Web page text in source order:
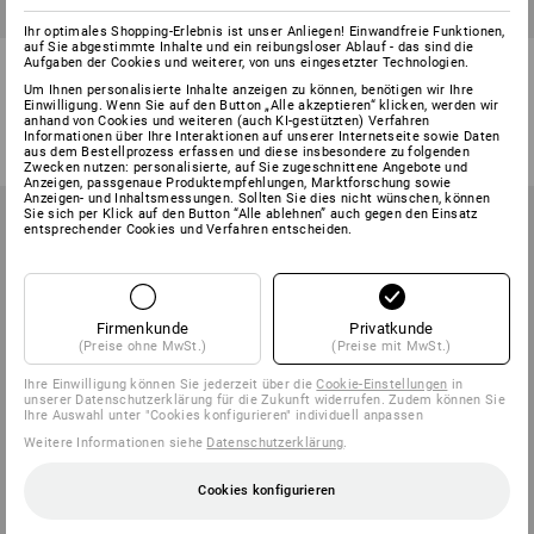
Novus Heftgerät B4
1 Farbe
ab 15,59 €
(m. MwSt.) ab 3 Stück
Pritt Klebestifte, Multipack
1 Variante
11,75 €
(m. MwSt.)
Ihr optimales Shopping-Erlebnis ist unser Anliegen! Einwandfreie Funktionen,
auf Sie abgestimmte Inhalte und ein reibungsloser Ablauf - das sind die
Aufgaben der Cookies und weiterer, von uns eingesetzter Technologien.
Um Ihnen personalisierte Inhalte anzeigen zu können, benötigen wir Ihre
Einwilligung. Wenn Sie auf den Button „Alle akzeptieren“ klicken, werden wir
anhand von Cookies und weiteren (auch KI-gestützten) Verfahren
Informationen über Ihre Interaktionen auf unserer Internetseite sowie Daten
aus dem Bestellprozess erfassen und diese insbesondere zu folgenden
Zwecken nutzen: personalisierte, auf Sie zugeschnittene Angebote und
Anzeigen, passgenaue Produktempfehlungen, Marktforschung sowie
Anzeigen- und Inhaltsmessungen. Sollten Sie dies nicht wünschen, können
Sie sich per Klick auf den Button “Alle ablehnen” auch gegen den Einsatz
entsprechender Cookies und Verfahren entscheiden.
Firmenkunde
(Preise ohne MwSt.)
Privatkunde
(Preise mit MwSt.)
Ihre Einwilligung können Sie jederzeit über dieCookie-Einstellungen in
unserer Datenschutzerklärung für die Zukunft widerrufen. Zudem können Sie
Ihre Auswahl unter "Cookies konfigurieren" individuell anpassen
Weitere Informationen siehe Datenschutzerklärung.
Cookies konfigurieren